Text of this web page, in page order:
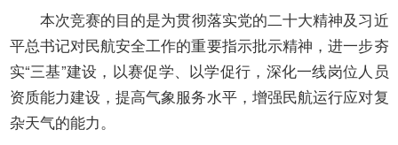
本次竞赛的目的是为贯彻落实党的二十大精神及习近
平总书记对民航安全工作的重要指示批示精神，进一步夯
实“三基”建设，以赛促学、以学促行，深化一线岗位人员
资质能力建设，提高气象服务水平，增强民航运行应对复
杂天气的能力。
键
打
开
盲